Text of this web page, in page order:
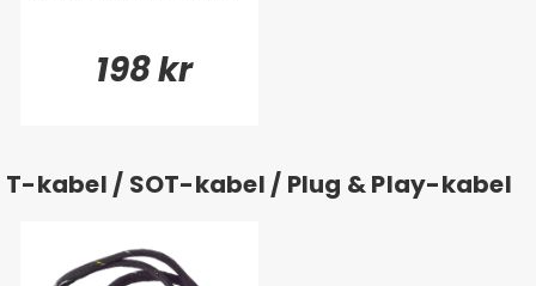
198 kr
T-kabel / SOT-kabel / Plug & Play-kabel